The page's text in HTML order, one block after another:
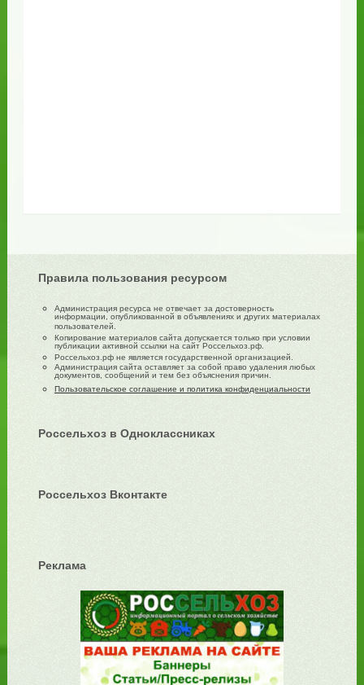
Правила пользования ресурсом
Администрация ресурса не отвечает за достоверность
информации, опубликованной в объявлениях и других материалах
пользователей.
Копирование материалов сайта допускается только при условии
публикации активной ссылки на сайт Россельхоз.рф.
Россельхоз.рф не является государственной организацией.
Администрация сайта оставляет за собой право удаления любых
документов, сообщений и тем без объяснения причин.
Пользовательское соглашение и политика конфиденциальности
Россельхоз в Одноклассниках
Россельхоз Вконтакте
Реклама